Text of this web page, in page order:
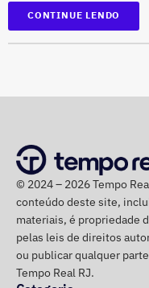
para “livrar nosso
todas”.
CONTINUE LENDO
© 2024 – 2026 Tempo
conteúdo deste site,
materiais, é propriedade
pelas leis de direitos
ou publicar qualquer
Tempo Real RJ.